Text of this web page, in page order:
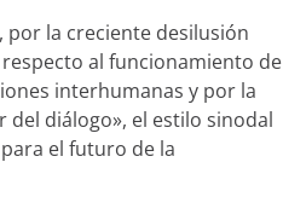
por la creciente desilusión
al funcionamiento de
interhumanas y por la
diálogo», el estilo sinodal
el futuro de la